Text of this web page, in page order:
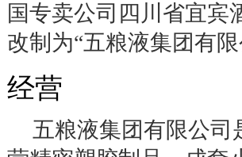
国专卖公司四川省宜宾
改制为“五粮液集团有限
经营
五粮液集团有限公司